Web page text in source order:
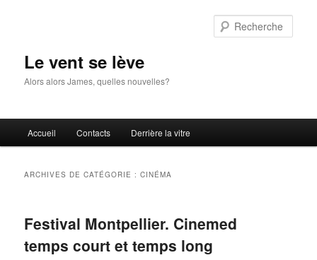
Le vent se lève
Alors alors James, quelles nouvelles?
principal
Accueil Contacts Derrière la vitre
ARCHIVES DE CATÉGORIE :CINÉMA
Festival Montpellier. Cinemed
temps court et temps long